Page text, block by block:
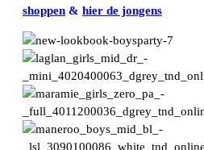
shoppen & hier de jongens